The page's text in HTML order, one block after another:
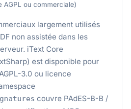
AGPL ou commerciale)
largement utilisés
non assistée dans les
iText Core
est disponible pour
3.0 ou licence
couvre PAdES-B-B /